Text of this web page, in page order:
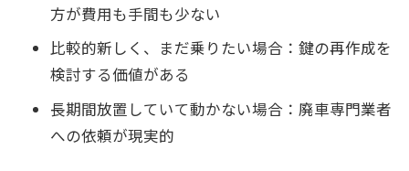
方が費用も手間も少ない
比較的新しく、まだ乗りたい場合：鍵の再作成を
検討する価値がある
長期間放置していて動かない場合：廃車専門業者
への依頼が現実的